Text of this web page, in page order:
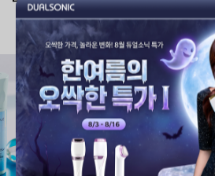
듀얼소닉 SNS